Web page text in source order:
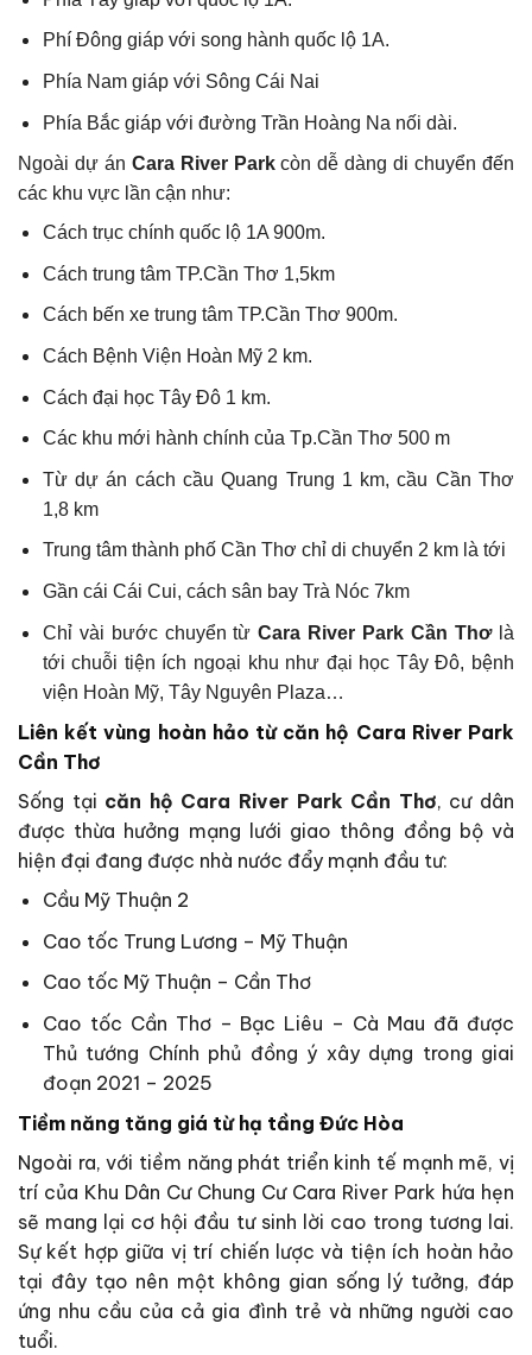
Phí Đông giáp với song hành quốc lộ 1A.
Phía Nam giáp với Sông Cái Nai
Phía Bắc giáp với đường Trần Hoàng Na nối dài.
Ngoài dự án Cara River Parkcòn dễ dàng di chuyển đến
các khu vực lần cận như:
Cách trục chính quốc lộ 1A 900m.
Cách trung tâm TP.Cần Thơ 1,5km
Cách bến xe trung tâm TP.Cần Thơ 900m.
Cách Bệnh Viện Hoàn Mỹ 2 km.
Cách đại học Tây Đô 1 km.
Các khu mới hành chính của Tp.Cần Thơ 500 m
Từ dự án cách cầu Quang Trung 1 km, cầu Cần Thơ
1,8 km
Trung tâm thành phố Cần Thơ chỉ di chuyển 2 km là tới
Gần cái Cái Cui, cách sân bay Trà Nóc 7km
Chỉ vài bước chuyển từCara River Park Cần Thơ là
tới chuỗi tiện ích ngoại khu như đại học Tây Đô, bệnh
viện Hoàn Mỹ, Tây Nguyên Plaza…
Liên kết vùng hoàn hảo từ căn hộ Cara River Park
Cần Thơ
Sống tại căn hộ Cara River Park Cần Thơ, cư dân
được thừa hưởng mạng lưới giao thông đồng bộ và
hiện đại đang được nhà nước đẩy mạnh đầu tư:
Cầu Mỹ Thuận 2
Cao tốc Trung Lương – Mỹ Thuận
Cao tốc Mỹ Thuận – Cần Thơ
Cao tốc Cần Thơ – Bạc Liêu – Cà Mau đã được
Thủ tướng Chính phủ đồng ý xây dựng trong giai
đoạn 2021 – 2025
Tiềm năng tăng giá từ hạ tầng Đức Hòa
Ngoài ra, với tiềm năng phát triển kinh tế mạnh mẽ, vị
trí của Khu Dân Cư Chung Cư Cara River Park hứa hẹn
sẽ mang lại cơ hội đầu tư sinh lời cao trong tương lai.
Sự kết hợp giữa vị trí chiến lược và tiện ích hoàn hảo
tại đây tạo nên một không gian sống lý tưởng, đáp
ứng nhu cầu của cả gia đình trẻ và những người cao
tuổi.